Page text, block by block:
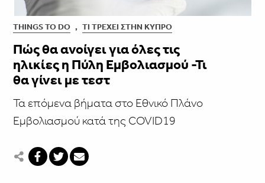
THINGS TO DO , ΤΙ ΤΡΈΧΕΙ ΣΤΗΝ ΚΎΠΡΟ
Πώς θα ανοίγει για όλες τις
ηλικίες η Πύλη Εμβολιασμού -Τι
θα γίνει με τεστ
Τα επόμενα βήματα στο Εθνικό Πλάνο
Εμβολιασμού κατά της COVID19